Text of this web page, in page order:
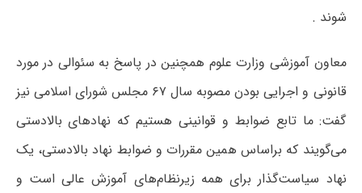
شوند .
معاون آموزشی وزارت علوم همچنین در پاسخ به سئوالی در مورد
قانونی و اجرایی بودن مصوبه سال ۶۷ مجلس شورای اسلامی نیز
گفت: ما تابع ضوابط و قوانینی هستیم که نهادهای بالادستی
می‌گویند که براساس همین مقررات و ضوابط نهاد بالادستی، یک
نهاد سیاست‌گذار برای همه زیرنظام‌های آموزش عالی است و